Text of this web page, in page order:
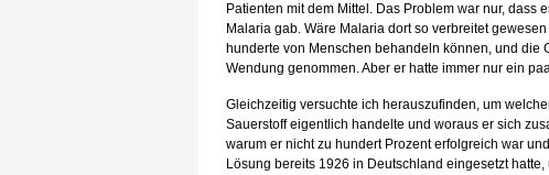
Patienten mit dem Mittel. Das Problem war nur, dass
Malaria gab. Wäre Malaria dort so verbreitet
hunderte von Menschen behandeln können, und die
Wendung genommen. Aber er hatte immer nur ein
Gleichzeitig versuchte ich herauszufinden, um
Sauerstoff eigentlich handelte und woraus er sich
warum er nicht zu hundert Prozent erfolgreich war
Lösung bereits 1926 in Deutschland eingesetzt